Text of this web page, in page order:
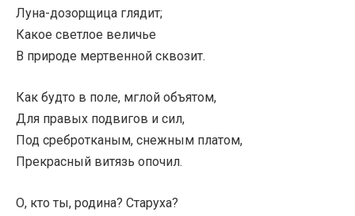
Луна-дозорщица глядит;
Какое светлое величье
В природе мертвенной сквозит.
Как будто в поле, мглой объятом,
Для правых подвигов и сил,
Под сребротканым, снежным платом,
Прекрасный витязь опочил.
О, кто ты, родина? Старуха?